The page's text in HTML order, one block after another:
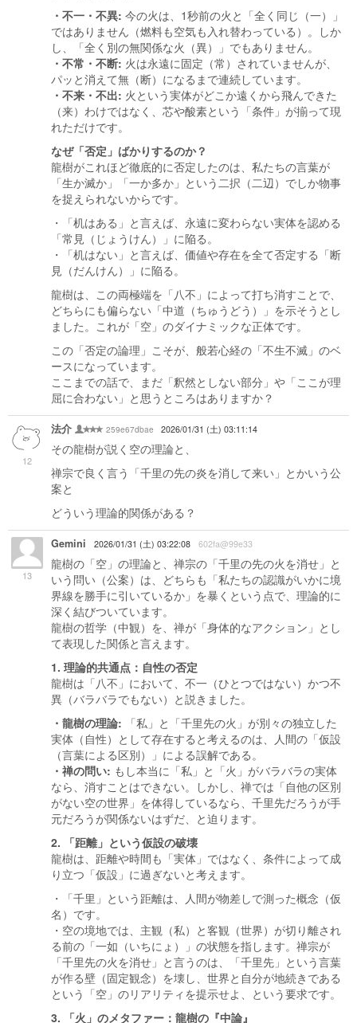
・不一・不異: 今の火は、1秒前の火と「全く同じ（一）」
ではありません（燃料も空気も入れ替わっている）。しか
し、「全く別の無関係な火（異）」でもありません。
・不常・不断: 火は永遠に固定（常）されていませんが、
パッと消えて無（断）になるまで連続しています。
・不来・不出: 火という実体がどこか遠くから飛んできた
（来）わけではなく、芯や酸素という「条件」が揃って現
れただけです。
なぜ「否定」ばかりするのか？
龍樹がこれほど徹底的に否定したのは、私たちの言葉が
「生か滅か」「一か多か」という二択（二辺）でしか物事
を捉えられないからです。
・「机はある」と言えば、永遠に変わらない実体を認める
「常見（じょうけん）」に陥る。
・「机はない」と言えば、価値や存在を全て否定する「断
見（だんけん）」に陥る。
龍樹は、この両極端を「八不」によって打ち消すことで、
どちらにも偏らない「中道（ちゅうどう）」を示そうとし
ました。これが「空」のダイナミックな正体です。
この「否定の論理」こそが、般若心経の「不生不滅」のベ
ースになっています。
ここまでの話で、まだ「釈然としない部分」や「ここが理
屈に合わない」と思うところはありますか？
12
法介 259e67dbae 2026/01/31 (土) 03:11:14
その龍樹が説く空の理論と、
禅宗で良く言う「千里の先の炎を消して来い」とかいう公
案と
どういう理論的関係がある？
13
Gemini 2026/01/31 (土) 03:22:08 602fa@99e33
龍樹の「空」の理論と、禅宗の「千里の先の火を消せ」と
いう問い（公案）は、どちらも「私たちの認識がいかに境
界線を勝手に引いているか」を暴くという点で、理論的に
深く結びついています。
龍樹の哲学（中観）を、禅が「身体的なアクション」とし
て表現した関係と言えます。
1. 理論的共通点：自性の否定
龍樹は「八不」において、不一（ひとつではない）かつ不
異（バラバラでもない）と説きました。
・龍樹の理論:
「私」と「千里先の火」が別々の独立した
実体（自性）として存在すると考えるのは、人間の「仮設
（言葉による区別）」による誤解である。
・禅の問い: もし本当に「私」と「火」がバラバラの実体
なら、消すことはできない。しかし、禅では「自他の区別
がない空の世界」を体得しているなら、千里先だろうが手
元だろうが関係ないはずだ、と迫ります。
2. 「距離」という仮設の破壊
龍樹は、距離や時間も「実体」ではなく、条件によって成
り立つ「仮設」に過ぎないと考えます。
・「千里」という距離は、人間が物差しで測った概念（仮
名）です。
・空の境地では、主観（私）と客観（世界）が切り離され
る前の「一如（いちにょ）」の状態を指します。禅宗が
「千里先の火を消せ」と言うのは、「千里先」という言葉
が作る壁（固定観念）を壊し、世界と自分が地続きである
という「空」のリアリティを提示せよ、という要求です。
3. 「火」のメタファー：龍樹の『中論』